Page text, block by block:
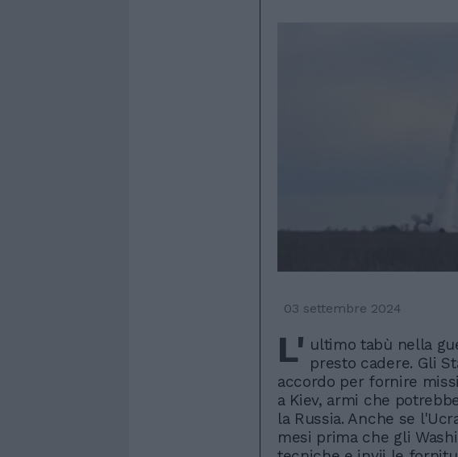
03 settembre 2024
L' ultimo tabù nella
presto cadere. Gli
accordo per fornire
a Kiev, armi che
la Russia. Anche se
mesi prima che gli